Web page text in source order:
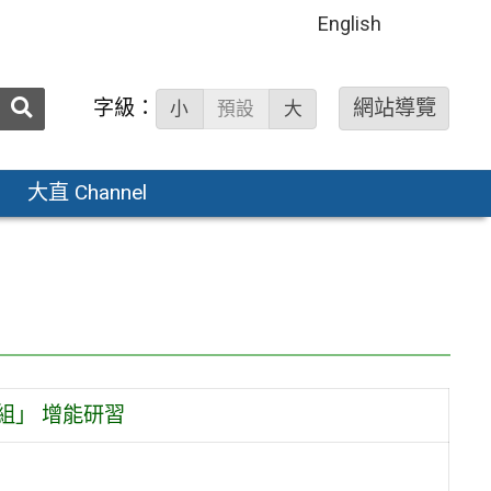
English
送出 字級： 小 預設 大 網站導覽
大直 Channel
」 增能研習